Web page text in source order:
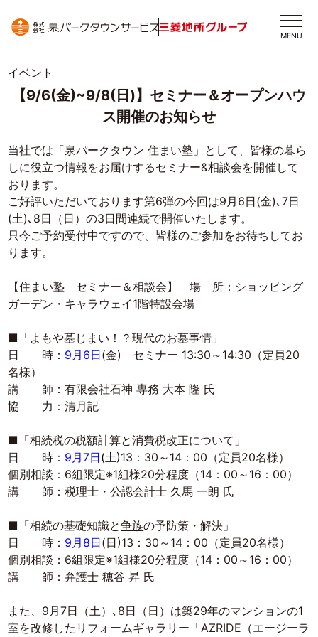
MENU
イベント
【9/6(金)~9/8(日)】セミナー＆オープンハウ
ス開催のお知らせ
当社では「泉パークタウン 住まい塾」として、皆様の暮ら
しに役立つ情報をお届けするセミナー&相談会を開催して
おります。
ご好評いただいております第6弾の今回は9月6日(金)､7日
(土)､8日（日）の3日間連続で開催いたします。
只今ご予約受付中ですので、皆様のご参加をお待ちしてお
ります。
【住まい塾 セミナー＆相談会】 場 所：ショッピング
ガーデン・キャラウェイ1階特設会場
■「よもや墓じまい！？現代のお墓事情」
日 時： 9月6日(金) セミナー 13:30～14:30（定員20
名様）
講 師：有限会社石神 専務 大本 隆 氏
協 力：清月記
■「相続税の税額計算と消費税改正について」
日 時： 9月7日(土)13：30～14：00（定員20名様）
個別相談：6組限定※1組様20分程度（14：00～16：00）
講 師：税理士・公認会計士 久馬 一朗 氏
■「相続の基礎知識と争族の予防策・解決」
日 時： 9月8日(日)13：30～14：00（定員20名様）
個別相談：6組限定※1組様20分程度（14：00～16：00）
講 師：弁護士 穂谷 昇 氏
また、9月7日（土）､8日（日）は築29年のマンションの1
室を改修したリフォームギャラリー「AZRIDE（エージーラ